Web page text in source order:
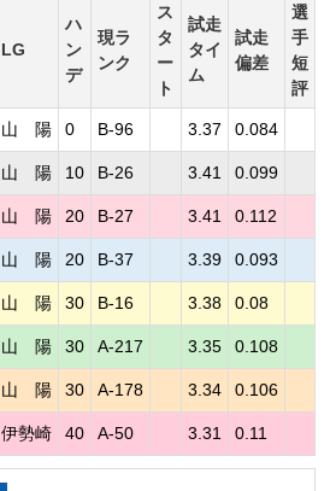
LG
ハ
ン
デ
現ラ
ンク
ス
タ
ー
ト
試走
タイ
ム
試走
偏差
選
手
短
評
山 陽 0 B-96 3.37 0.084
山 陽 10 B-26 3.41 0.099
山 陽 20 B-27 3.41 0.112
山 陽 20 B-37 3.39 0.093
山 陽 30 B-16 3.38 0.08
山 陽 30 A-217 3.35 0.108
山 陽 30 A-178 3.34 0.106
伊勢崎 40 A-50 3.31 0.11